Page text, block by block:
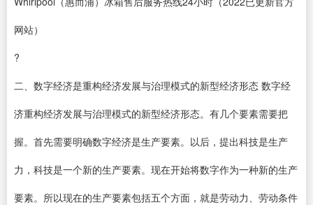
网站）
?
二、数字经济是重构经济发展与治理模式的新型经济形态 数字经
济重构经济发展与治理模式的新型经济形态。有几个要素需要把
握。首先需要明确数字经济是生产要素。以后，提出科技是生产
力，科技是一个新的生产要素。现在开始将数字作为一种新的生产
要素。所以现在的生产要素包括五个方面，就是劳动力、劳动条件